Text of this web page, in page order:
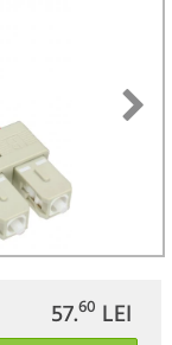
57.60 LEI